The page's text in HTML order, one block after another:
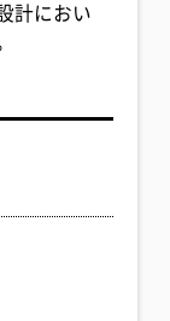
計におい